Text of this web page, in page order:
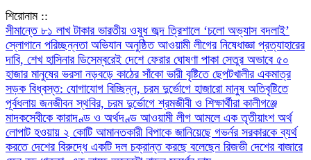
শিরোনাম ::
সীমান্তে ৮১ লাখ টাকার ভারতীয় ওষুধ জব্দ ‎ত্রিশালে ‘চলো অভ্যাস বদলাই’
স্লোগানে পরিচ্ছন্নতা অভিযান অনুষ্ঠিত আওয়ামী লীগের নিষেধাজ্ঞা প্রত্যাহারের
দাবি, শেখ হাসিনার ডিসেম্বরেই দেশে ফেরার ঘোষণা পাকা সেতুর অভাবে ৫০
হাজার মানুষের ভরসা নড়বড়ে কাঠের সাঁকো ভারী বৃষ্টিতে ছেপটখালীর একমাত্র
সড়ক বিধ্বস্ত: যোগাযোগ বিচ্ছিন্ন, চরম দুর্ভোগে হাজারো মানুষ অতিবৃষ্টিতে
পূর্বধলায় জনজীবন স্থবির, চরম দুর্ভোগে শ্রমজীবী ও শিক্ষার্থীরা কালীগঞ্জে
মাদকসেবীকে কারাদণ্ড ও অর্থদণ্ড আওয়ামী লীগ আমলে এক তৃতীয়াংশ অর্থ
লোপাট হওয়ায় ২ কোটি আমানতকারী বিপাকে জানিয়েছে গভর্নর সরকারকে ব্যর্থ
করতে দেশের বিরুদ্ধে একটি দল চক্রান্ত করছে বলেছেন রিজভী দেশের বাজারে